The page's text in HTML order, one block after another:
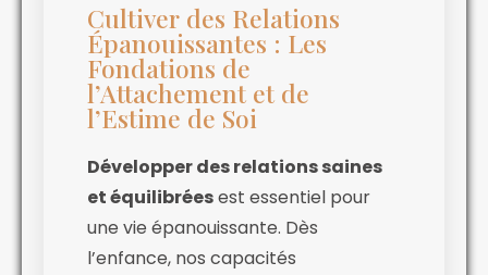
Cultiver des Relations
Épanouissantes : Les
Fondations de
l’Attachement et de
l’Estime de Soi
Développer des relations saines
et équilibréesest essentiel pour
une vie épanouissante. Dès
l’enfance, nos capacités